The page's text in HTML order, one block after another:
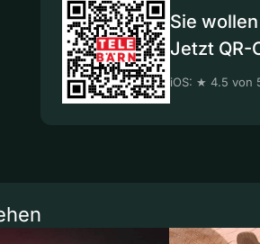
Sie
Jetzt QR-
iOS: ★ 4.5 von